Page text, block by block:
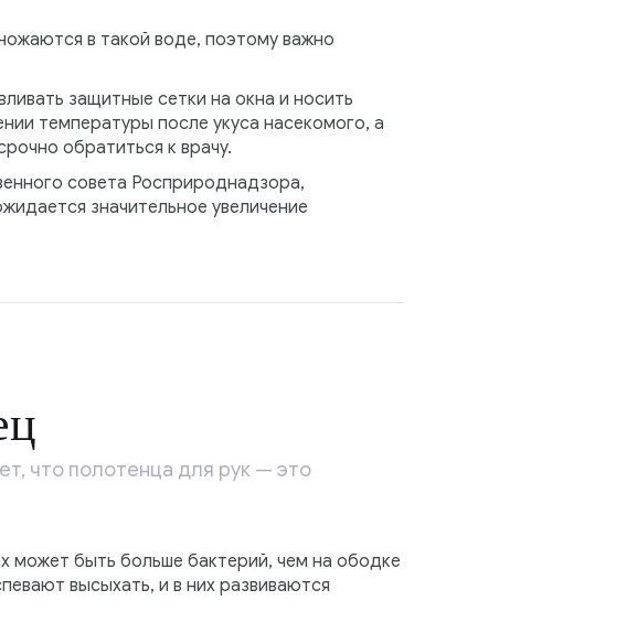
в такой воде, поэтому важно
защитные сетки на окна и носить
температуры после укуса насекомого, а
обратиться к врачу.
совета Росприроднадзора,
значительное увеличение
что полотенца для рук — это
может быть больше бактерий, чем на ободке
высыхать, и в них развиваются